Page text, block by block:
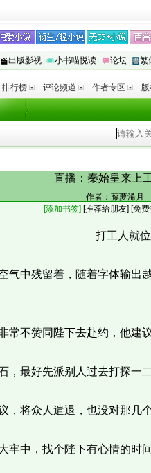
出版影视 小书喵悦读 论坛 繁
排行榜 评论频道 作者专区 版
直播：秦始皇来上
作者： 藤萝浠月
[添加书签] [推荐给朋友] [免
打工人就位
中残留着，随着字体输出
不赞同陛下去赴约，他建议
最好先派别人过去打探一二
将众人遣退，也没对那几个
中，找个陛下有心情的时间